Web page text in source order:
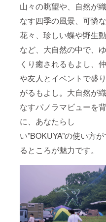
山々の眺望や、自然が
なす四季の風景、可憐な
花々、珍しい蝶や野生
など、大自然の中で、
くり癒されるもよし、
や友人とイベントで盛
がるもよし。大自然が
なすパノラマビューを
に、あなたらし
い”BOKUYA”の使い方が
るところが魅力です。